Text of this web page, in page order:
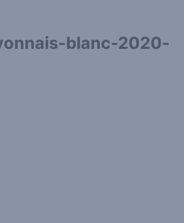
blanc-2020-